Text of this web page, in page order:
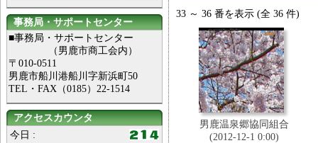
事務局・サポートセンター
■事務局・サポートセンター
（男鹿市商工会内）
〒010-0511
男鹿市船川港船川字新浜町50
TEL・FAX（0185）22-1514
アクセスカウンタ
今日 :
33 ～ 36 番を表示 (全 36 件)
男鹿温泉郷協同組合
(2012-12-1 0:00)